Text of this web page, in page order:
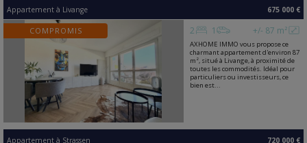
Appartement à Livange 675 000 €
COMPROMIS +/- 87 m²
2 1
AXHOME IMMO vous propose ce
charmant appartement d'environ 87
m², situé à Livange, à proximité de
toutes les commodités. Idéal pour
particuliers ou investisseurs, ce
bien est...
Appartement à Strassen 720 000 €